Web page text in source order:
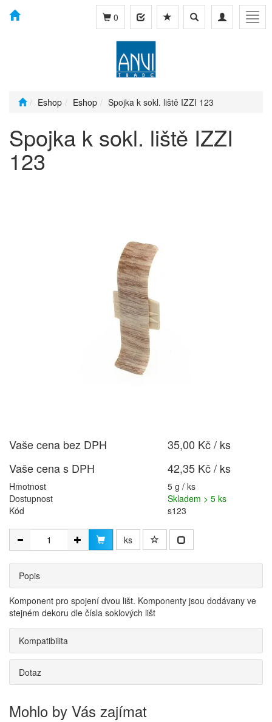
Toggle
navigation
Toggle
search
0
Eshop Eshop Spojka k sokl. liště IZZI 123
Spojka k sokl. liště IZZI
123
Vaše cena bez DPH
35,00 Kč / ks
Vaše cena s DPH
42,35 Kč / ks
Hmotnost
5 g / ks
Dostupnost
Skladem > 5 ks
Kód
s123
ks
Popis
Komponent pro spojení dvou lišt. Komponenty jsou dodávany ve
stejném dekoru dle čísla soklových lišt
Kompatibilita
Dotaz
Mohlo by Vás zajímat